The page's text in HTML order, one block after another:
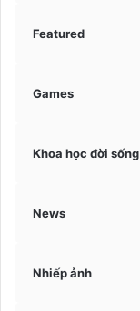
Featured
Games
Khoa học đời sống
News
Nhiếp ảnh